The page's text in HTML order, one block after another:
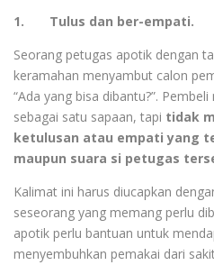
1. Tulus dan ber-empati.
Seorang petugas apotik dengan
keramahan menyambut calon
“Ada yang bisa dibantu?”.
sebagai satu sapaan, tapi tidak
ketulusan atau empati yang
maupun suara si petugas
Kalimat ini harus diucapkan
seseorang yang memang perlu
apotik perlu bantuan untuk
menyembuhkan pemakai dari